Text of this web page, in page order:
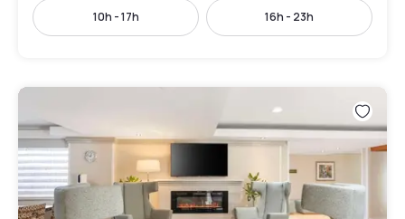
10h - 17h 16h - 23h